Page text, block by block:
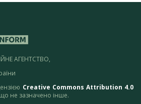
АГЕНТСТВО,
Creative Commons Attribution 4.0
не зазначено інше.